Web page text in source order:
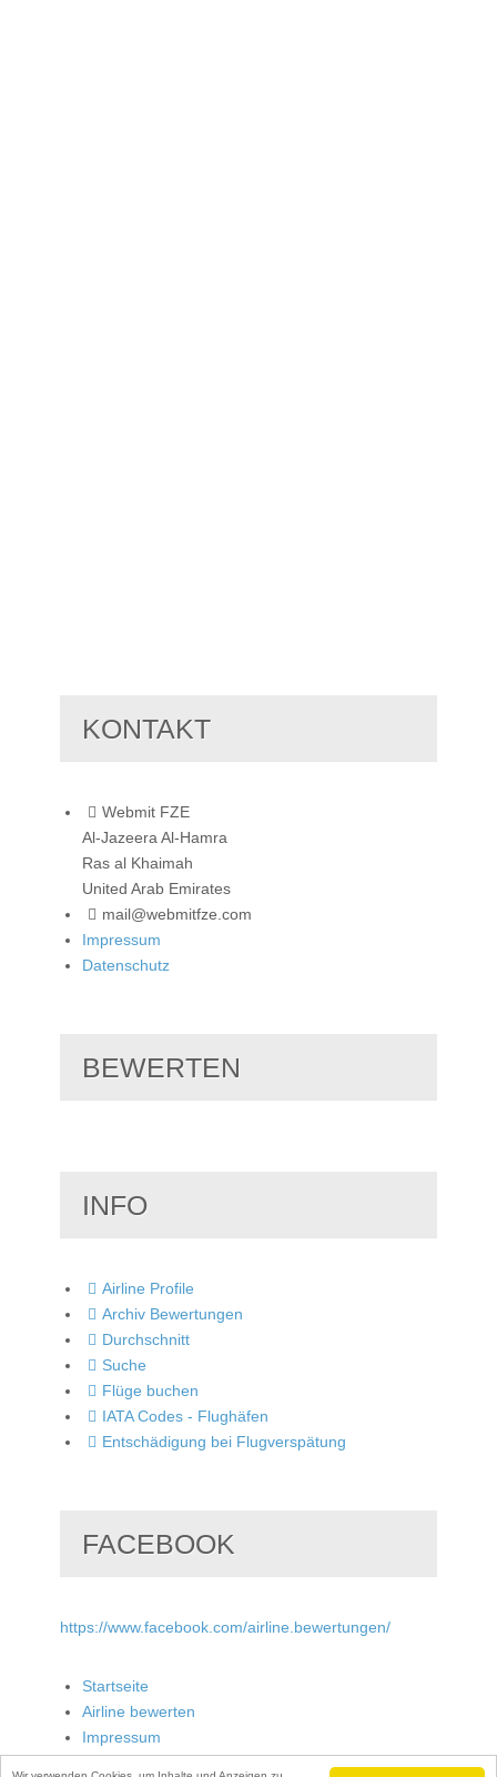
KONTAKT
Webmit FZE
Al-Jazeera Al-Hamra
Ras al Khaimah
United Arab Emirates
mail@webmitfze.com
Impressum
Datenschutz
BEWERTEN
INFO
Airline Profile
Archiv Bewertungen
Durchschnitt
Suche
Flüge buchen
IATA Codes - Flughäfen
Entschädigung bei Flugverspätung
FACEBOOK
https://www.facebook.com/airline.bewertungen/
Startseite
Airline bewerten
Impressum